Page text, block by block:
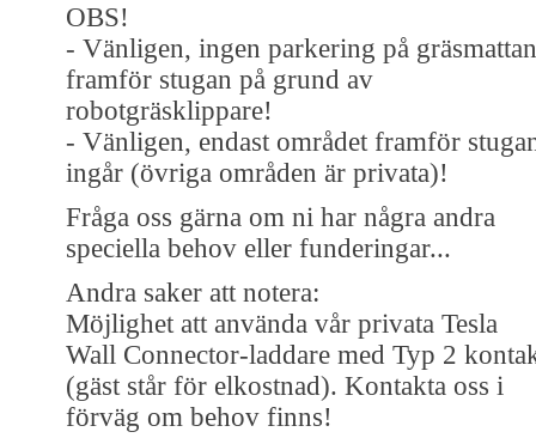
OBS!
- Vänligen, ingen parkering på gräsmattan
framför stugan på grund av
robotgräsklippare!
- Vänligen, endast området framför
ingår (övriga områden är privata)!
Fråga oss gärna om ni har några andra
speciella behov eller funderingar...
Andra saker att notera:
Möjlighet att använda vår privata Tesla
Wall Connector-laddare med Typ 2
(gäst står för elkostnad). Kontakta oss i
förväg om behov finns!